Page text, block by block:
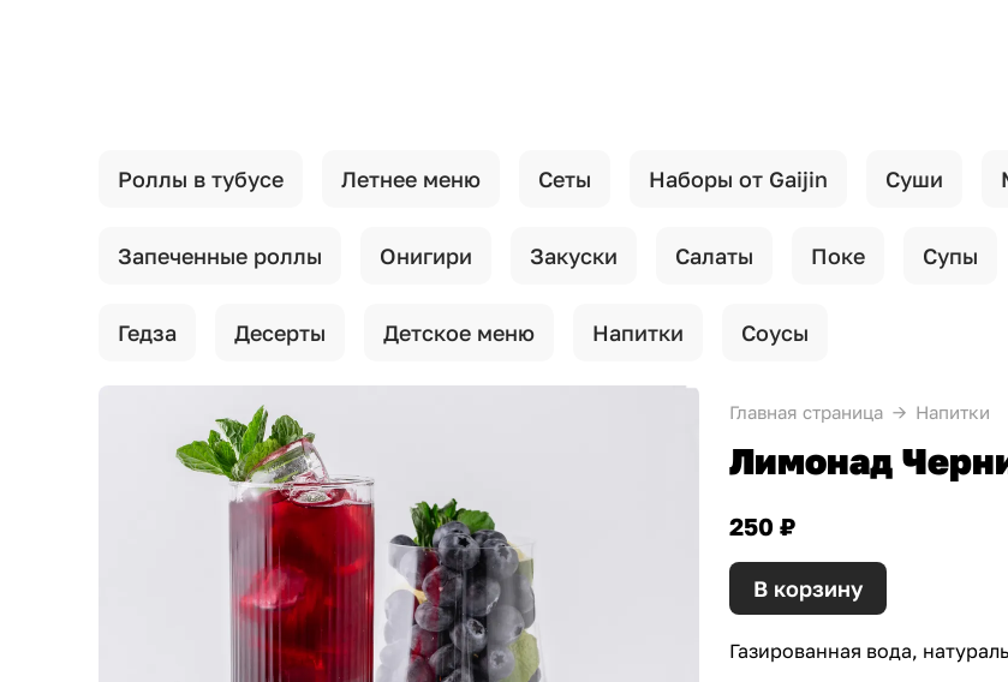
Роллы в тубусе Летнее меню Сеты Наборы от Gaijin Суши
Запеченные роллы Онигири Закуски Салаты Поке Супы
Гедза Десерты Детское меню Напитки Соусы
Главная страница Напитки
Лимонад
250 ₽
В корзину
Газированная вода,